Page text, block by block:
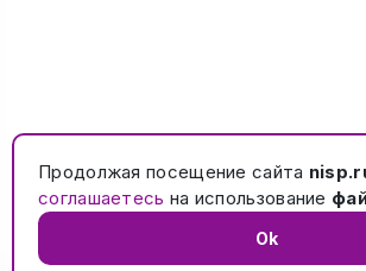
Продолжая посещение сайта
соглашаетесь на использование
Ok